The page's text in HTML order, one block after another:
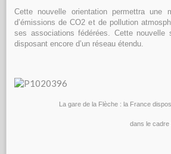
Cette nouvelle orientation permettra une
d’émissions de CO2 et de pollution
ses associations fédérées. Cette nouvelle
disposant encore d’un réseau étendu.
La gare de la Flèche : la France
dans le cadre